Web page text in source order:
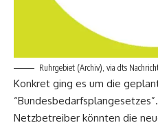
Ruhrgebiet (Archiv), via dts
Konkret ging es um die
Netzbetreiber könnten die